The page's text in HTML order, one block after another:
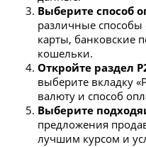
Выберите способ
различные
карты, банковские
кошельки.
Откройте раздел
выберите вкладку
валюту и способ
Выберите
предложения
лучшим курсом и